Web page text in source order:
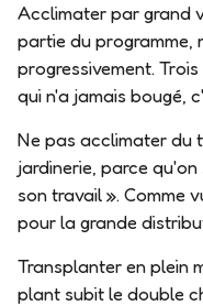
Acclimater par grand
partie du programme,
progressivement.
qui n'a jamais bougé,
Ne pas acclimater du
jardinerie , parce
son travail ». Comme
pour la grande
Transplanter en plein
plant subit le double